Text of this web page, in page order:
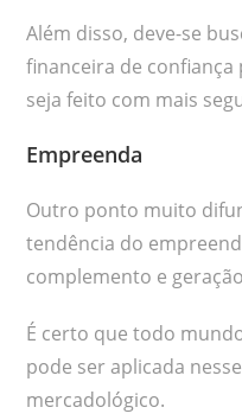
Além disso, deve-se
financeira de
seja feito com mais
Empreenda
Outro ponto muito
tendência do
complemento e
É certo que todo
pode ser aplicada
mercadológico.